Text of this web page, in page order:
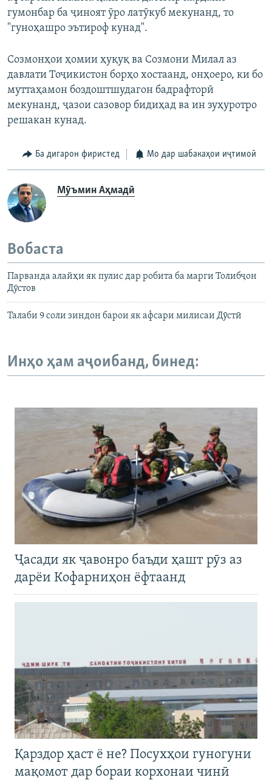
гумонбар ба ҷиноят ӯро латӯкуб мекунанд, то
"гуноҳашро эътироф кунад".
Созмонҳои ҳомии ҳуқуқ ва Созмони Милал аз
давлати Тоҷикистон борҳо хостаанд, онҳоеро, ки бо
муттаҳамон боздоштшудагон бадрафторӣ
мекунанд, ҷазои сазовор бидиҳад ва ин зуҳуротро
решакан кунад.
Ба дигарон фиристед Мо дар шабакаҳои иҷтимоӣ
Мӯъмин Аҳмадӣ
Вобаста
Парванда алайҳи як пулис дар робита ба марги Толибҷон
Дӯстов
Талаби 9 соли зиндон барои як афсари милисаи Дӯстӣ
Инҳо ҳам аҷоибанд, бинед:
Ҷасади як ҷавонро баъди ҳашт рӯз аз
дарёи Кофарниҳон ёфтаанд
Қарздор ҳаст ё не? Посухҳои гуногуни
мақомот дар бораи корхонаи чинӣ